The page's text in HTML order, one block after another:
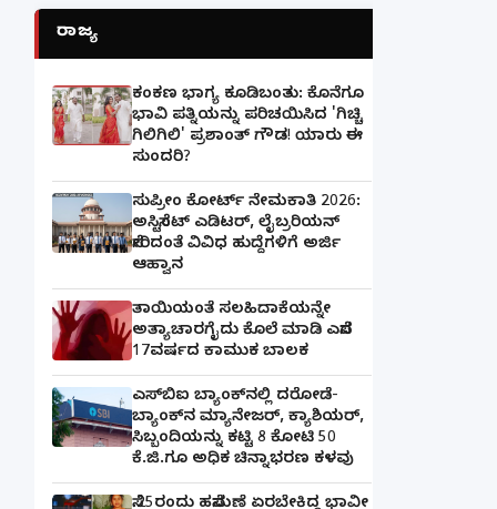
ರಾಜ್ಯ
ಕಂಕಣ ಭಾಗ್ಯ ಕೂಡಿಬಂತು: ಕೊನೆಗೂ
ಭಾವಿ ಪತ್ನಿಯನ್ನು ಪರಿಚಯಿಸಿದ 'ಗಿಚ್ಚಿ
ಗಿಲಿಗಿಲಿ' ಪ್ರಶಾಂತ್ ಗೌಡ! ಯಾರು ಈ
ಸುಂದರಿ?
ಸುಪ್ರೀಂ ಕೋರ್ಟ್ ನೇಮಕಾತಿ 2026:
ಅಸಿಸ್ಟೆಂಟ್ ಎಡಿಟರ್, ಲೈಬ್ರರಿಯನ್
ಸೇರಿದಂತೆ ವಿವಿಧ ಹುದ್ದೆಗಳಿಗೆ ಅರ್ಜಿ
ಆಹ್ವಾನ
ತಾಯಿಯಂತೆ ಸಲಹಿದಾಕೆಯನ್ನೇ
ಅತ್ಯಾಚಾರಗೈದು ಕೊಲೆ ಮಾಡಿ ಎಸೆದ
17ವರ್ಷದ ಕಾಮುಕ ಬಾಲಕ
ಎಸ್‌ಬಿಐ ಬ್ಯಾಂಕ್‌ನಲ್ಲಿ‌ ದರೋಡೆ-
ಬ್ಯಾಂಕ್​ನ ಮ್ಯಾನೇಜರ್‌, ಕ್ಯಾಶಿಯರ್‌,
ಸಿಬ್ಬಂದಿಯನ್ನು ಕಟ್ಟಿ 8 ಕೋಟಿ 50
ಕೆ.ಜಿ.ಗೂ ಅಧಿಕ ಚಿನ್ನಾಭರಣ ಕಳವು